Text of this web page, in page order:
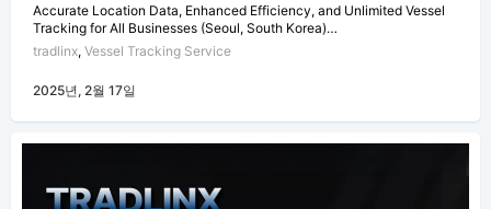
Accurate Location Data, Enhanced Efficiency, and Unlimited Vessel
Tracking for All Businesses (Seoul, South Korea)…
tradlinx, Vessel Tracking Service
2025년, 2월 17일